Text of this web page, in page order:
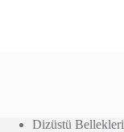
Dizüstü Bellekleri